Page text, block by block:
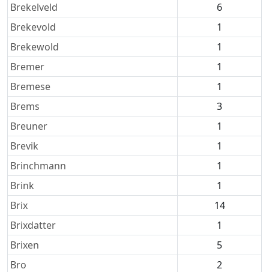
Brekelveld
6
Brekevold
1
Brekewold
1
Bremer
1
Bremese
1
Brems
3
Breuner
1
Brevik
1
Brinchmann
1
Brink
1
Brix
14
Brixdatter
1
Brixen
5
Bro
2